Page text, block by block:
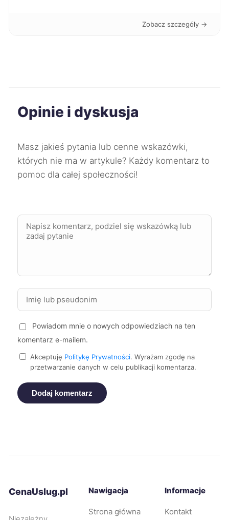
Zobacz szczegóły →
Opinie i dyskusja
Masz jakieś pytania lub cenne wskazówki,
których nie ma w artykule? Każdy komentarz to
pomoc dla całej społeczności!
Powiadom mnie o nowych odpowiedziach na ten
komentarz e-mailem.
Akceptuję Politykę Prywatności. Wyrażam zgodę na
przetwarzanie danych w celu publikacji komentarza.
Dodaj komentarz
CenaUslug.pl Nawigacja
Strona główna
Informacje
Kontakt